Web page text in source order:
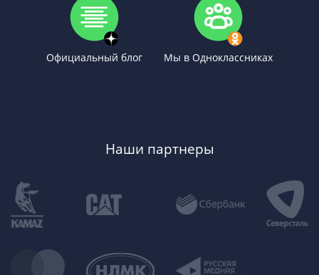
Официальный блог Мы в Одноклассниках
Наши партнеры